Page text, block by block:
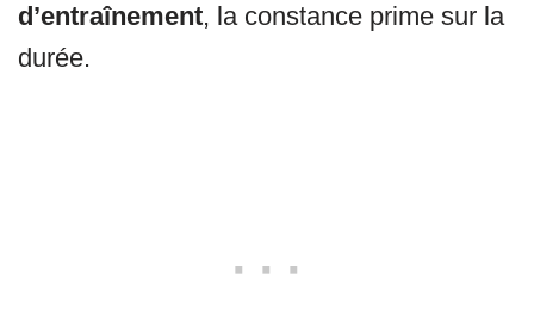
d’entraînement, la constance prime sur la
durée.